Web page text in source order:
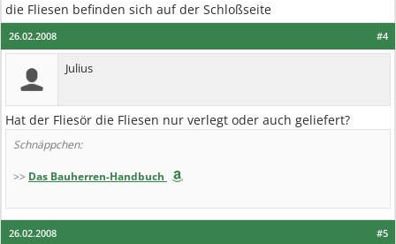
die Fliesen befinden sich auf der Schloßseite
#4
26.02.2008
Julius
Hat der Fliesör die Fliesen nur verlegt oder auch geliefert?
Schnäppchen:
>> Das Bauherren-Handbuch
#5
26.02.2008